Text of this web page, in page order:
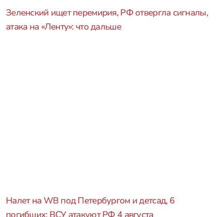
Зеленский ищет перемирия, РФ отвергла сигналы,
атака на «Ленту»: что дальше
Налет на WB под Петербургом и детсад, 6
погибших: ВСУ атакуют РФ 4 августа